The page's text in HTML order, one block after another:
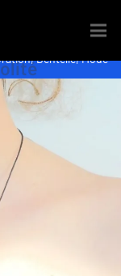
,Dentelle,Mode